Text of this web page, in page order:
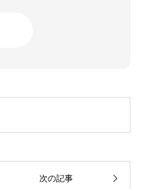
次の記事